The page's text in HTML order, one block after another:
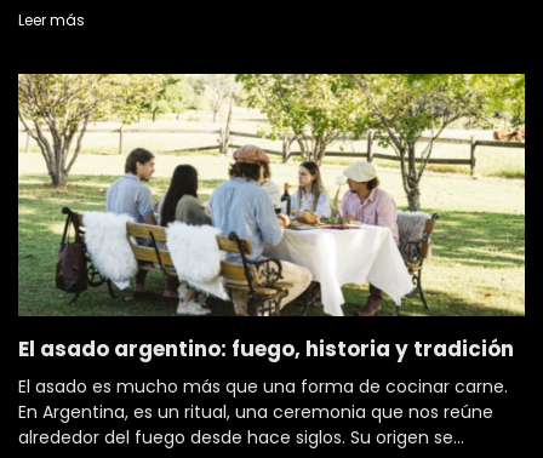
lograr hojas más fuertes
Leer más
El asado argentino: fuego, historia y tradición
El asado es mucho más que una forma de cocinar carne.
En Argentina, es un ritual, una ceremonia que nos reúne
alrededor del fuego desde hace siglos. Su origen se